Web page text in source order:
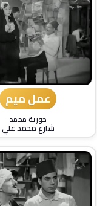
عمل ميم
حورية محمد
شارع محمد علي